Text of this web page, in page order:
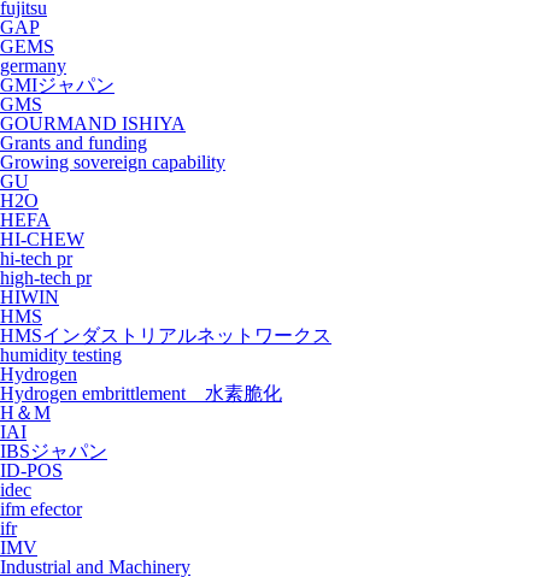
fujitsu
GAP
GEMS
germany
GMIジャパン
GMS
GOURMAND ISHIYA
Grants and funding
Growing sovereign capability
GU
H2O
HEFA
HI-CHEW
hi-tech pr
high-tech pr
HIWIN
HMS
HMSインダストリアルネットワークス
humidity testing
Hydrogen
Hydrogen embrittlement 水素脆化
H＆M
IAI
IBSジャパン
ID-POS
idec
ifm efector
ifr
IMV
Industrial and Machinery